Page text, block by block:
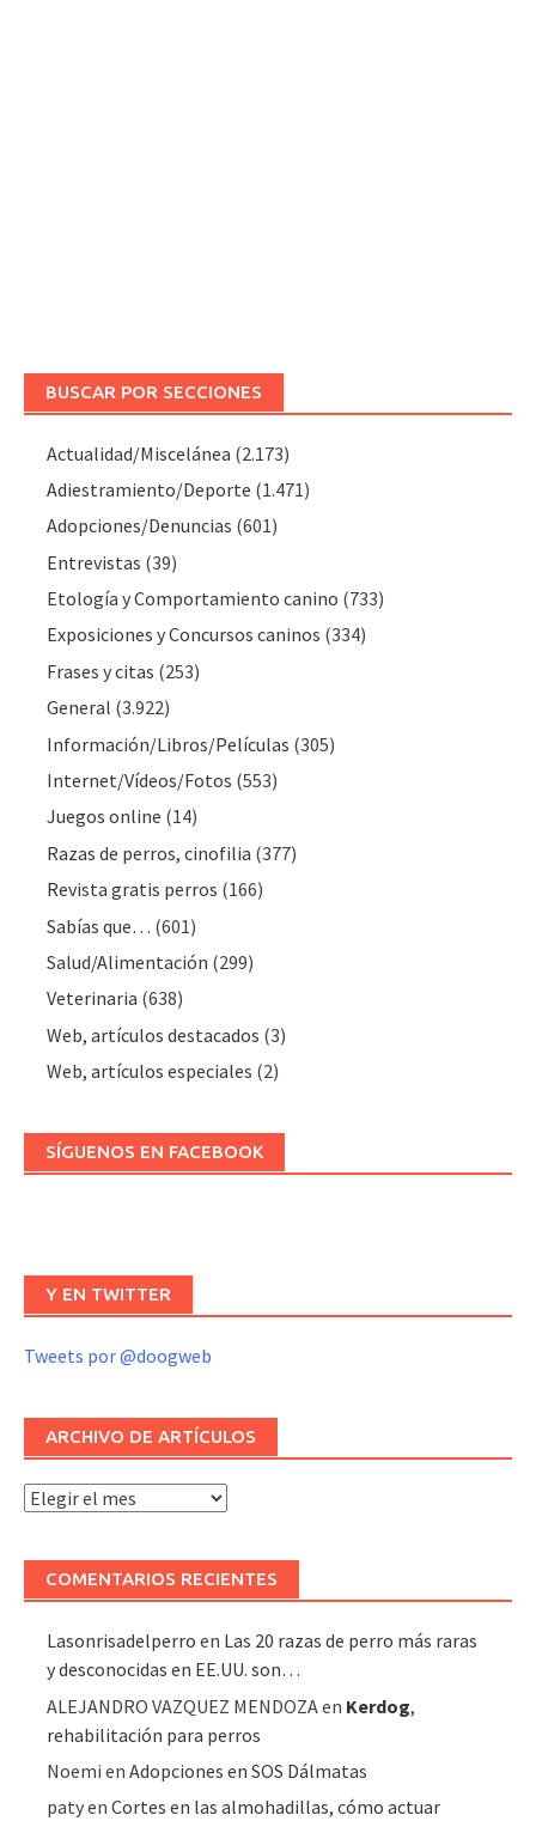
BUSCAR POR SECCIONES
Actualidad/Miscelánea (2.173)
Adiestramiento/Deporte (1.471)
Adopciones/Denuncias (601)
Entrevistas (39)
Etología y Comportamiento canino (733)
Exposiciones y Concursos caninos (334)
Frases y citas (253)
General (3.922)
Información/Libros/Películas (305)
Internet/Vídeos/Fotos (553)
Juegos online (14)
Razas de perros, cinofilia (377)
Revista gratis perros (166)
Sabías que… (601)
Salud/Alimentación (299)
Veterinaria (638)
Web, artículos destacados (3)
Web, artículos especiales (2)
SÍGUENOS EN FACEBOOK
Y EN TWITTER
Tweets por @doogweb
ARCHIVO DE ARTÍCULOS
Archivo
artículos
COMENTARIOS RECIENTES
Lasonrisadelperro en Las 20 razas de perro más raras
y desconocidas en EE.UU. son…
ALEJANDRO VAZQUEZ MENDOZAen Kerdog,
rehabilitación para perros
Noemi enAdopciones en SOS Dálmatas
patyenCortes en las almohadillas, cómo actuar